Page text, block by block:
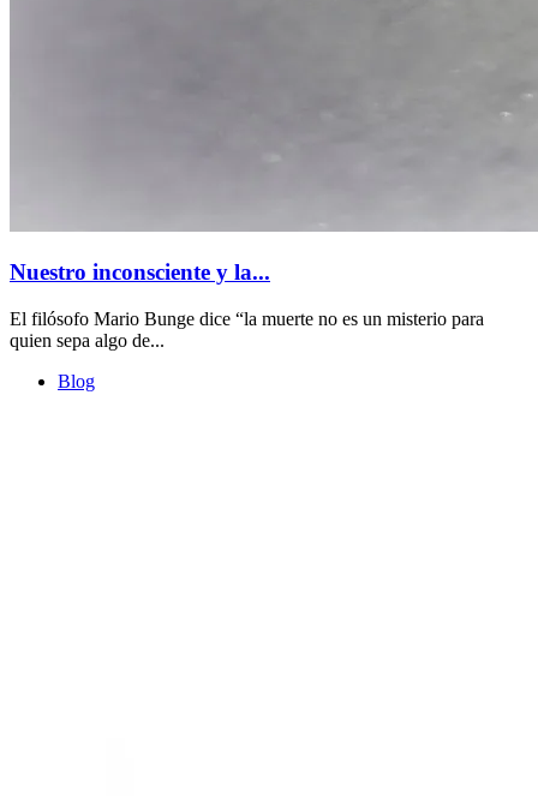
Nuestro inconsciente y la...
El filósofo Mario Bunge dice “la muerte no es un misterio para
quien sepa algo de...
Blog